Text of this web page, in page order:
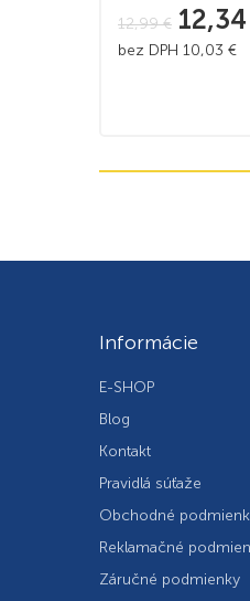
12,99€ 12,34
bez DPH 10,03 €
Informácie
E-SHOP
Blog
Kontakt
Pravidlá súťaže
Obchodné
Reklamačné
Záručné podmienky